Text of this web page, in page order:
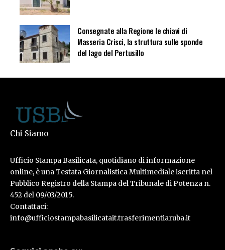
Consegnate alla Regione le chiavi di
Masseria Crisci, la struttura sulle sponde
del lago del Pertusillo
Chi Siamo
Ufficio Stampa Basilicata, quotidiano di informazione
online, è una Testata Giornalistica Multimediale iscritta nel
Pubblico Registro della Stampa del Tribunale di Potenza n.
452 del 09/03/2015.
Contattaci:
info@ufficiostampabasilicatait.trasferimentiaruba.it